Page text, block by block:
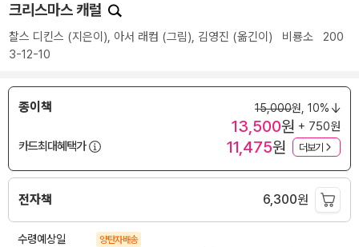
크리스마스 캐럴
찰스 디킨스 (지은이), 아서 래컴 (그림), 김영진 (옮긴이) 비룡소 200
3-12-10
종이책 15,000원, 10%
13,500원 + 750원
카드최대혜택가
11,475원 더보기
전자책 6,300원
수령예상일 양탄자배송